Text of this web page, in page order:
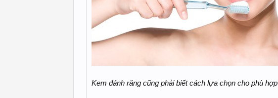
Kem đánh răng cũng phải biết cách lựa chọn cho phù hợp